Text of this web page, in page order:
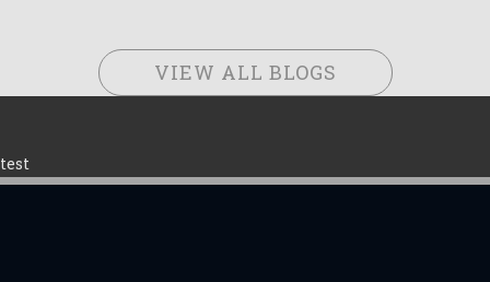
VIEW ALL BLOGS
test